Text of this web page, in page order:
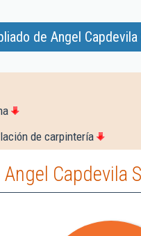
de Angel Capdevila
de carpintería
Capdevila Sl